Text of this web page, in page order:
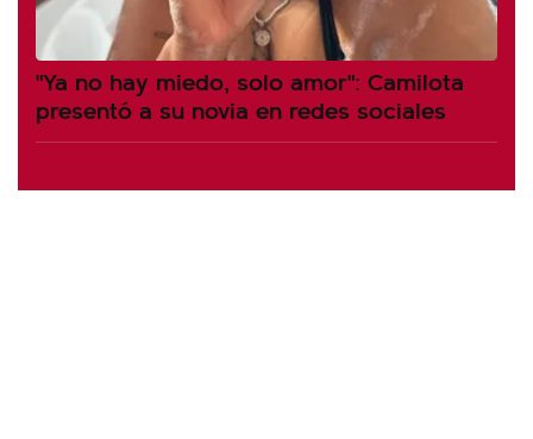
"Ya no hay miedo, solo amor": Camilota
presentó a su novia en redes sociales